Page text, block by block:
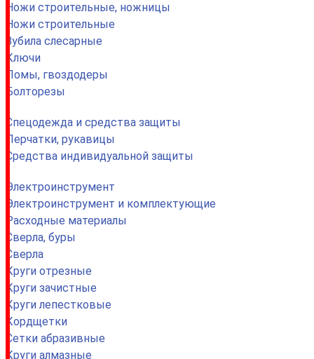
Ножи строительные, ножницы
Ножи строительные
Зубила слесарные
Ключи
Ломы, гвоздодеры
Болторезы
Спецодежда и средства защиты
Перчатки, рукавицы
Средства индивидуальной защиты
Электроинструмент
Электроинструмент и комплектующие
Расходные материалы
Сверла, буры
Сверла
Круги отрезные
Круги зачистные
Круги лепестковые
Кордщетки
Сетки абразивные
Круги алмазные